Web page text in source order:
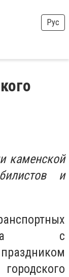
Рус
каменской
и
с